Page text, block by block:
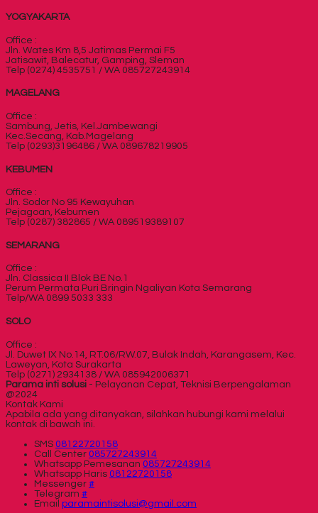
YOGYAKARTA
Office :
Jln. Wates Km 8,5 Jatimas Permai F5
Jatisawit, Balecatur, Gamping, Sleman
Telp (0274) 4535751 / WA 085727243914
MAGELANG
Office :
Sambung, Jetis, Kel.Jambewangi
Kec.Secang, Kab.Magelang
Telp (0293)3196486 / WA 089678219905
KEBUMEN
Office :
Jln. Sodor No 95 Kewayuhan
Pejagoan, Kebumen
Telp (0287) 382865 / WA 089519389107
SEMARANG
Office :
Jln. Classica II Blok BE No.1
Perum Permata Puri Bringin Ngaliyan Kota Semarang
Telp/WA 0899 5033 333
SOLO
Office :
Jl. Duwet IX No.14, RT.06/RW.07, Bulak Indah, Karangasem, Kec.
Laweyan, Kota Surakarta
Telp (0271) 2934138 / WA 085942006371
Parama inti solusi - Pelayanan Cepat, Teknisi Berpengalaman
@2024
Kontak Kami
Apabila ada yang ditanyakan, silahkan hubungi kami melalui
kontak di bawah ini.
SMS 08122720158
Call Center 085727243914
Whatsapp Pemesanan 085727243914
Whatsapp Haris 08122720158
Messenger #
Telegram #
Email paramaintisolusi@gmail.com